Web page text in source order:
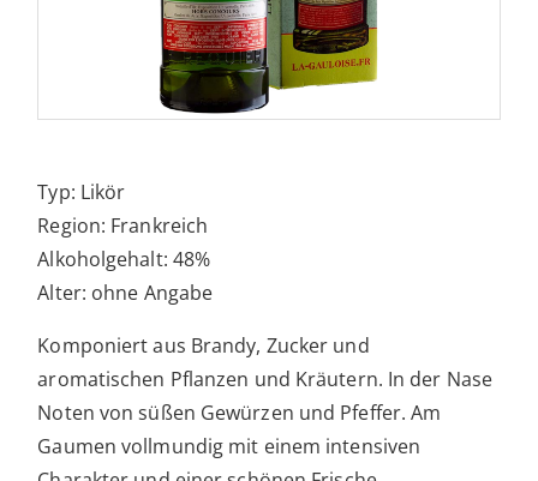
Typ: Likör
Region: Frankreich
Alkoholgehalt: 48%
Alter: ohne Angabe
Komponiert aus Brandy, Zucker und
aromatischen Pflanzen und Kräutern. In der Nase
Noten von süßen Gewürzen und Pfeffer. Am
Gaumen vollmundig mit einem intensiven